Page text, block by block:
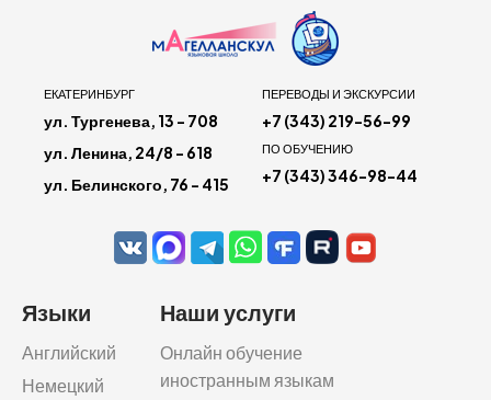
ЕКАТЕРИНБУРГ
ул. Тургенева, 13 - 708
ул. Ленина, 24/8 - 618
ул. Белинского, 76 - 415
ПЕРЕВОДЫ И ЭКСКУРСИИ
+7 (343) 219-56-99
ПО ОБУЧЕНИЮ
+7 (343) 346-98-44
Языки
Английский
Немецкий
Наши услуги
Онлайн обучение
иностранным языкам